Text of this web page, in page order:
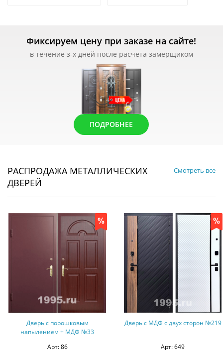
Фиксируем цену при заказе на сайте!
в течение з-х дней после расчета замерщиком
ПОДРОБНЕЕ
РАСПРОДАЖА МЕТАЛЛИЧЕСКИХ
ДВЕРЕЙ
Смотреть все
с порошковым
+ МДФ №33
Дверь с МДФ с двух сторон №219